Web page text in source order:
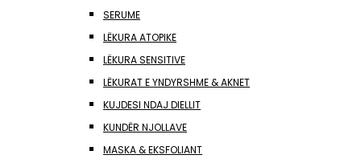
SERUME
LËKURA ATOPIKE
LËKURA SENSITIVE
LËKURAT E YNDYRSHME & AKNET
KUJDESI NDAJ DIELLIT
KUNDËR NJOLLAVE
MASKA & EKSFOLIANT